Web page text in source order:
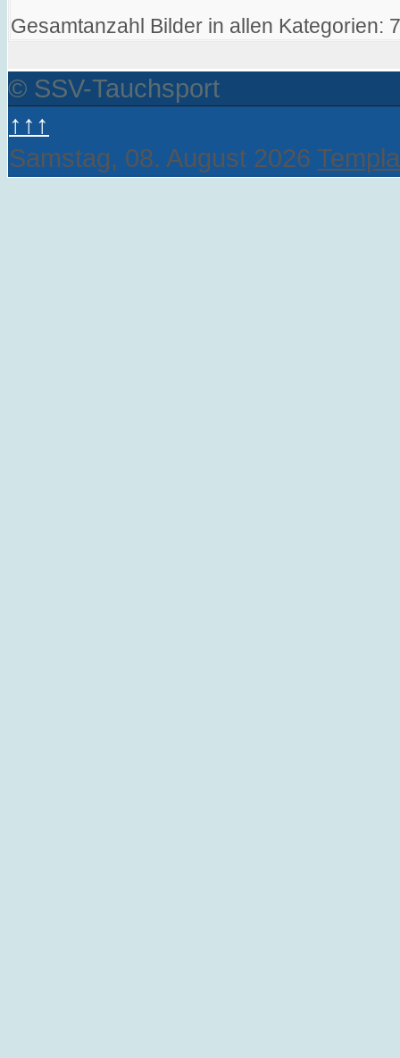
Gesamtanzahl Bilder in allen Kategorien:
© SSV-Tauchsport
↑↑↑
Samstag, 08. August 2026